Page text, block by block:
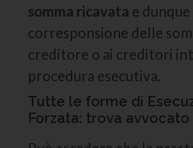
somma ricavata e
corresponsione delle
creditore o ai creditori
procedura esecutiva.
Tutte le forme di
Forzata: trova